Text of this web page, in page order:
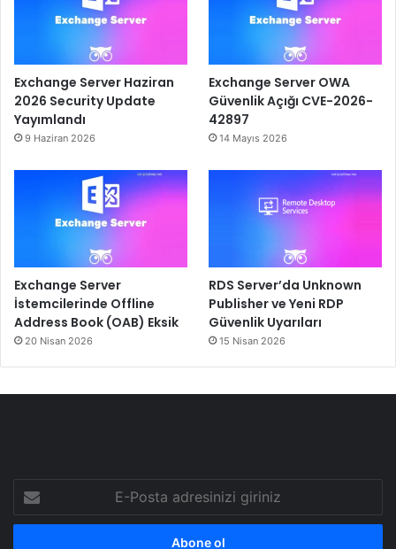
Exchange Server Haziran
2026 Security Update
Yayımlandı
9 Haziran 2026
Exchange Server OWA
Güvenlik Açığı CVE-2026-
42897
14 Mayıs 2026
Exchange Server
İstemcilerinde Offline
Address Book (OAB) Eksik
20 Nisan 2026
RDS Server’da Unknown
Publisher ve Yeni RDP
Güvenlik Uyarıları
15 Nisan 2026
Posta
adresinizi